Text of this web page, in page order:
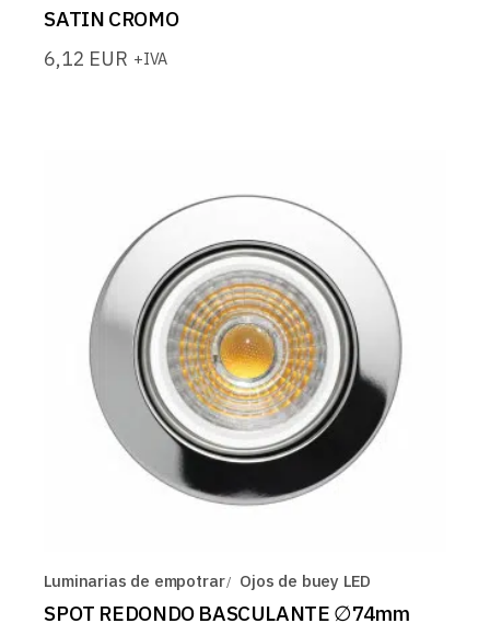
SATIN CROMO
6,12 EUR +IVA
Luminarias de empotrar Ojos de buey LED
SPOT REDONDO BASCULANTE ∅74mm